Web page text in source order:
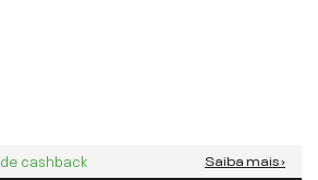
de cashback Saiba mais ›